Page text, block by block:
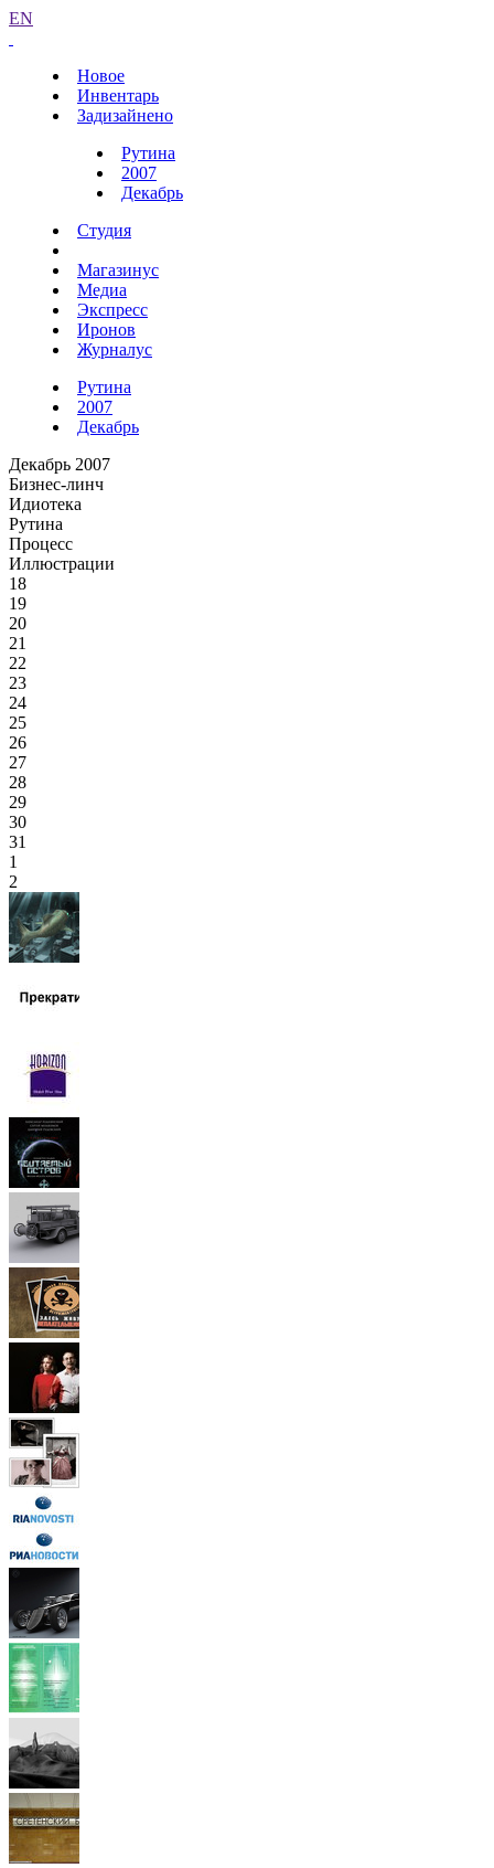
EN
Новое
Инвентарь
Задизайнено
Рутина
2007
Декабрь
Студия
Магазинус
Медиа
Экспресс
Иронов
Журналус
Рутина
2007
Декабрь
Декабрь 2007
Бизнес-линч
Идиотека
Рутина
Процесс
Иллюстрации
18
19
20
21
22
23
24
25
26
27
28
29
30
31
1
2